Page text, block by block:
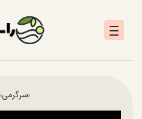
سرگرمی